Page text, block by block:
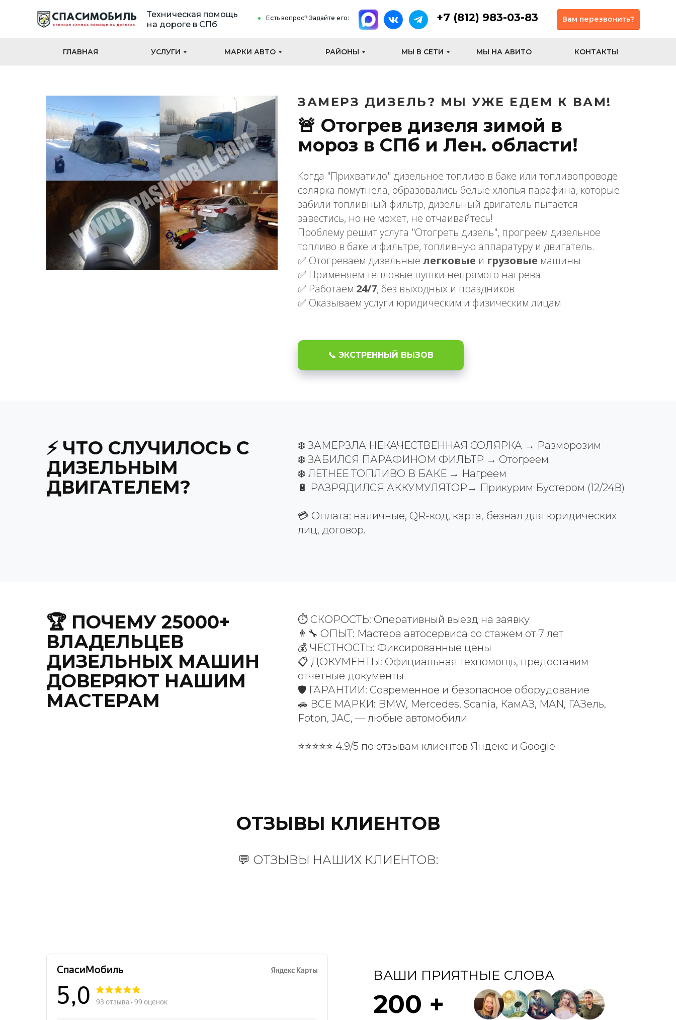
Есть вопрос? Задайте его:
ГЛАВНАЯ
+7 (812) 983-03-83
УСЛУГИ МАРКИ АВТО РАЙОНЫ МЫ В СЕТИ МЫ НА АВИТО КОНТАКТЫ
Вам перезвонить?
Техническая помощь
на дороге в СПб
ЗАМЕРЗ ДИЗЕЛЬ? МЫ УЖЕ ЕДЕМ К ВАМ!
🚨 Отогрев дизеля зимой в
мороз в СПб и Лен. области!
Когда "Прихватило" дизельное топливо в баке или топливопроводе
солярка помутнела, образовались белые хлопья парафина, которые
забили топливный фильтр, дизельный двигатель пытается
завестись, но не может, не отчаивайтесь!
Проблему решит услуга "Отогреть дизель", прогреем дизельное
топливо в баке и фильтре, топливную аппаратуру и двигатель.
✅ Отогреваем дизельные легковые и грузовые машины
✅ Применяем тепловые пушки непрямого нагрева
✅ Работаем 24/7, без выходных и праздников
✅ Оказываем услуги юридическим и физическим лицам
📞 ЭКСТРЕННЫЙ ВЫЗОВ
⚡ ЧТО СЛУЧИЛОСЬ С
ДИЗЕЛЬНЫМ
ДВИГАТЕЛЕМ?
❄️ ЗАМЕРЗЛА НЕКАЧЕСТВЕННАЯ СОЛЯРКА → Разморозим
❄️ ЗАБИЛСЯ ПАРАФИНОМ ФИЛЬТР → Отогреем
❄️ ЛЕТНЕЕ ТОПЛИВО В БАКЕ → Нагреем
🔋 РАЗРЯДИЛСЯ АККУМУЛЯТОР→ Прикурим Бустером (12/24В)
💳 Оплата: наличные, QR-код, карта, безнал для юридических
лиц, договор.
🏆 ПОЧЕМУ 25000+
ВЛАДЕЛЬЦЕВ
ДИЗЕЛЬНЫХ МАШИН
ДОВЕРЯЮТ НАШИМ
МАСТЕРАМ
⏱️ СКОРОСТЬ: Оперативный выезд на заявку
👨‍🔧 ОПЫТ: Мастера автосервиса со стажем от 7 лет
💰 ЧЕСТНОСТЬ: Фиксированные цены
📋 ДОКУМЕНТЫ: Официальная техпомощь, предоставим
отчетные документы
🛡️ ГАРАНТИИ: Современное и безопасное оборудование
🚗 ВСЕ МАРКИ: BMW, Mercedes, Scania, КамАЗ, MAN, ГАЗель,
Foton, JAC, — любые автомобили
⭐⭐⭐⭐⭐ 4.9/5 по отзывам клиентов Яндекс и Google
ОТЗЫВЫ КЛИЕНТОВ
💬 ОТЗЫВЫ НАШИХ КЛИЕНТОВ:
200 +
ВАШИ ПРИЯТНЫЕ СЛОВА